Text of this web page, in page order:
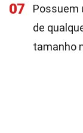
07
Possuem
de
tamanho